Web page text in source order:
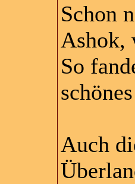
Schon
Ashok,
So
Auch